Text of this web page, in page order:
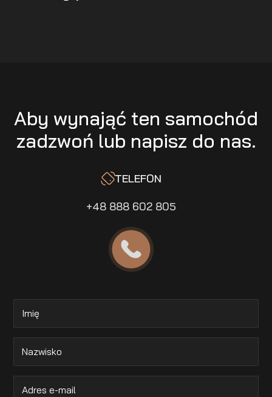
Aby wynająć ten samochód
zadzwoń lub napisz do nas.
TELEFON
+48 888 602 805